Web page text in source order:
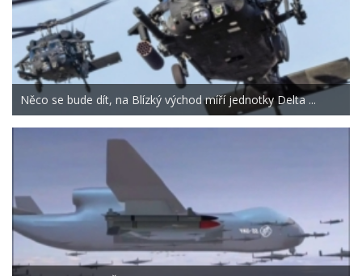
Něco se bude dít, na Blízký východ míří jednotky Delta ...